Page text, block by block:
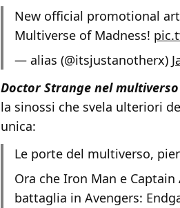
New official promotional
Multiverse of Madness!
— alias (@itsjustanotherx)
Doctor Strange nel
la sinossi che svela ulteriori
unica:
Le porte del multiverso,
Ora che Iron Man e
battaglia in Avengers: